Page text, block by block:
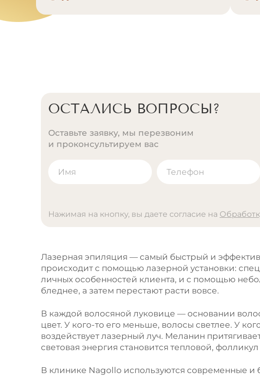
ОСТАЛИСЬ ВОПРОСЫ?
Оставьте заявку, мы перезвоним
и проконсультируем вас
Нажимая на кнопку, вы даете согласие на
e
r
n
a
i
v
e
:
Лазерная эпиляция — самый быстрый и
происходит с помощью лазерной установки:
личных особенностей клиента, и с помощью
бледнее, а затем перестают расти вовсе.
В каждой волосяной луковице — основании
цвет. У кого-то его меньше, волосы светлее. У
воздействует лазерный луч. Меланин
световая энергия становится тепловой,
В клинике Nagollo используются современные